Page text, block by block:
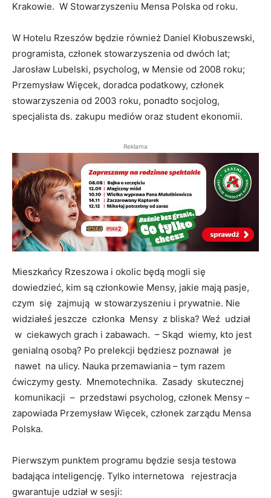
Krakowie. W Stowarzyszeniu Mensa Polska od roku.
W Hotelu Rzeszów będzie również Daniel Kłobuszewski,
programista, członek stowarzyszenia od dwóch lat;
Jarosław Lubelski, psycholog, w Mensie od 2008 roku;
Przemysław Więcek, doradca podatkowy, członek
stowarzyszenia od 2003 roku, ponadto socjolog,
specjalista ds. zakupu mediów oraz student ekonomii.
Reklama
Mieszkańcy Rzeszowa i okolic będą mogli się
dowiedzieć, kim są członkowie Mensy, jakie mają pasje,
czym się zajmują w stowarzyszeniu i prywatnie. Nie
widziałeś jeszcze członka Mensy z bliska? Weź udział
w ciekawych grach i zabawach. – Skąd wiemy, kto jest
genialną osobą? Po prelekcji będziesz poznawał je
nawet na ulicy. Nauka przemawiania – tym razem
ćwiczymy gesty. Mnemotechnika. Zasady skutecznej
komunikacji – przedstawi psycholog, członek Mensy –
zapowiada Przemysław Więcek, członek zarządu Mensa
Polska.
Pierwszym punktem programu będzie sesja testowa
badająca inteligencję. Tylko internetowa rejestracja
gwarantuje udział w sesji: